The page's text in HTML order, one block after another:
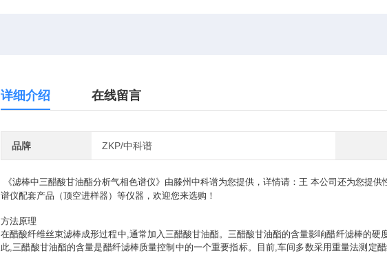
详细介绍 在线留言
品牌 ZKP/中科谱
《滤棒中三醋酸甘油酯分析气相色谱仪》由滕州中科谱为您提供，详情请：王 本公司还为您提
谱仪配套产品（顶空进样器）等仪器，欢迎您来选购！
方法原理
在醋酸纤维丝束滤棒成形过程中,通常加入三醋酸甘油酯。三醋酸甘油酯的含量影响醋纤滤棒的
此,三醋酸甘油酯的含量是醋纤滤棒质量控制中的一个重要指标。目前,车间多数采用重量法测定